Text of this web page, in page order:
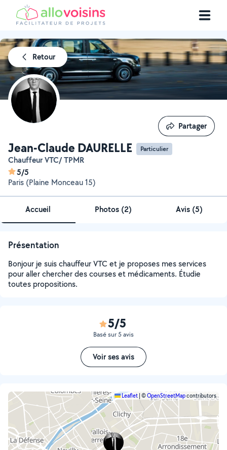
Retour
Jean-Claude DAURELLE Particulier
Chauffeur VTC/ TPMR
5/5
Paris (Plaine Monceau 15)
Partager
Partager
Accueil Photos (2) Avis (5)
Présentation
Bonjour je suis chauffeur VTC et je proposes mes services
pour aller chercher des courses et médicaments. Étudie
toutes propositions.
5/5
Basé sur 5 avis
Voir ses avis
Leaflet ©OpenStreetMapcontributors